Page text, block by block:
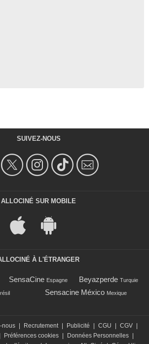
SUIVEZ-NOUS
ALLOCINÉ SUR MOBILE
À L'ÉTRANGER
SensaCine Espagne Beyazperde Turquie
Sensacine México Mexique
nous Recrutement Publicité CGU CGV
Préférences cookies Données Personnelles